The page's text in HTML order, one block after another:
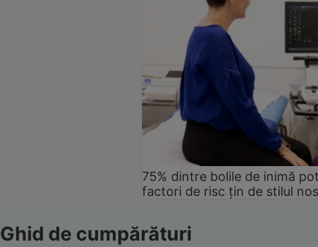
75% dintre bolile de inimă
factori de risc țin de stilul
Ghid de cumpărături